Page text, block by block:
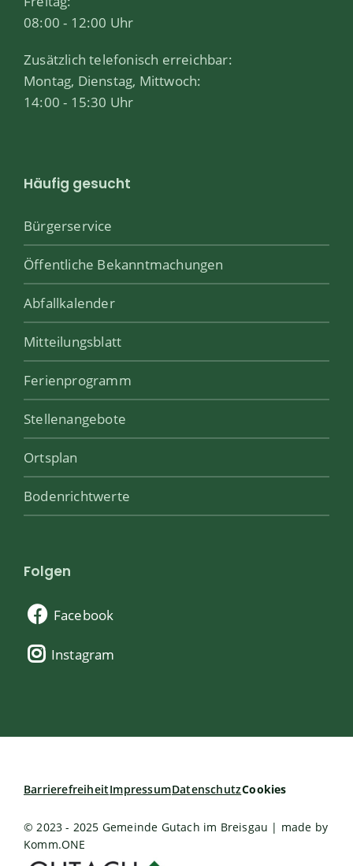
08:00 - 12:00 Uhr
Zusätzlich telefonisch erreichbar:
Montag, Dienstag, Mittwoch:
14:00 - 15:30 Uhr
Häufig gesucht
Bürgerservice
Öffentliche Bekanntmachungen
Abfallkalender
Mitteilungsblatt
Ferienprogramm
Stellenangebote
Ortsplan
Bodenrichtwerte
Folgen
Facebook
Instagram
BarrierefreiheitImpressumDatenschutzCookies
© 2023 - 2025 Gemeinde Gutach im Breisgau | made by
Komm.ONE